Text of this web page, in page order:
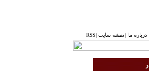
درباره ما نقشه ‌سایت RSS